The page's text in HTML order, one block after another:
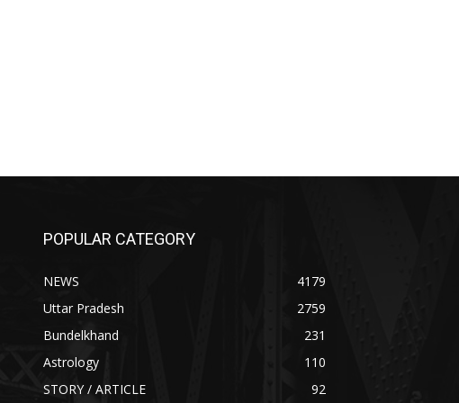
POPULAR CATEGORY
NEWS
4179
Uttar Pradesh
2759
Bundelkhand
231
Astrology
110
STORY / ARTICLE
92